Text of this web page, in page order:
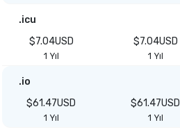
.icu
$7.04USD
1 Yıl
$7.04USD
1 Yıl
.io
$61.47USD
1 Yıl
$61.47USD
1 Yıl